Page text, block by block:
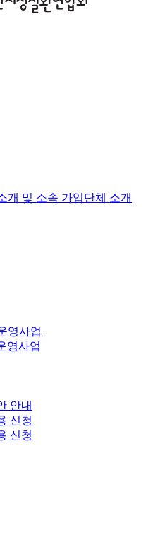
개 및 소속 가입단체 소개
영사업
영사업
안내
신청
신청